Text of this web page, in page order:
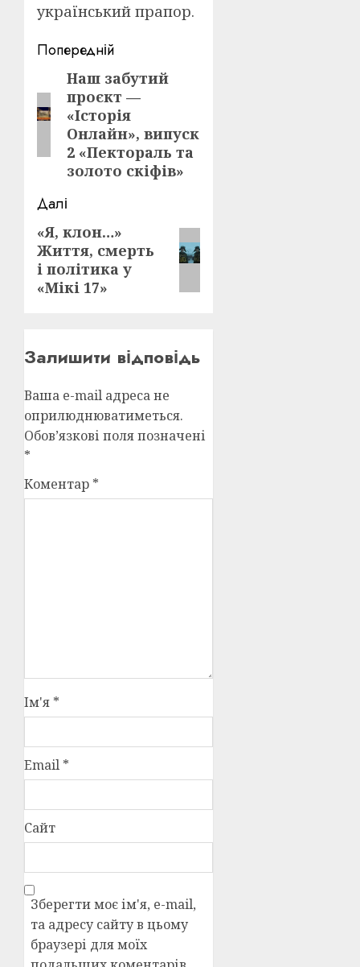
український прапор.
Post
navigation
Попередній
Попередній
запис:
Наш забутий
проєкт —
«Історія
Онлайн», випуск
2 «Пектораль та
золото скіфів»
Далі
Наступний
запис:
«Я, клон…»
Життя, смерть
і політика у
«Мікі 17»
Залишити відповідь
Ваша e-mail адреса не
оприлюднюватиметься.
Обов’язкові поля позначені
*
Коментар *
Ім'я *
Email *
Сайт
Зберегти моє ім'я, e-mail,
та адресу сайту в цьому
браузері для моїх